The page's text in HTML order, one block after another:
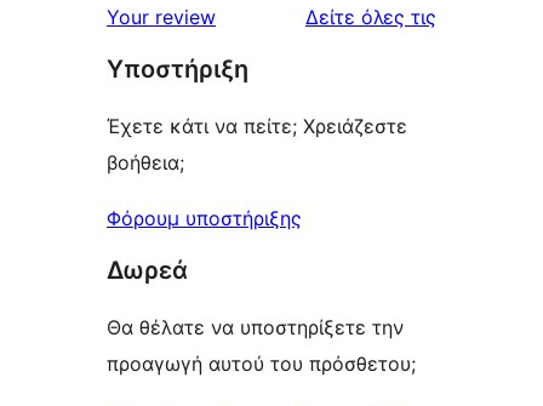
Your review Δείτε όλες τις
Υποστήριξη
Έχετε κάτι να πείτε; Χρειάζεστε
βοήθεια;
Φόρουμ υποστήριξης
Δωρεά
Θα θέλατε να υποστηρίξετε την
προαγωγή αυτού του πρόσθετου;